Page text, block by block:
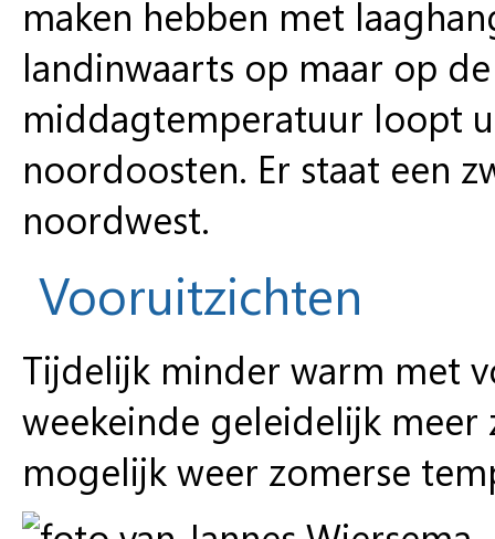
maken hebben met
landinwaarts op maar op
middagtemperatuur loopt
noordoosten. Er staat een
noordwest.
Vooruitzichten
Tijdelijk minder warm met
weekeinde geleidelijk meer
mogelijk weer zomerse